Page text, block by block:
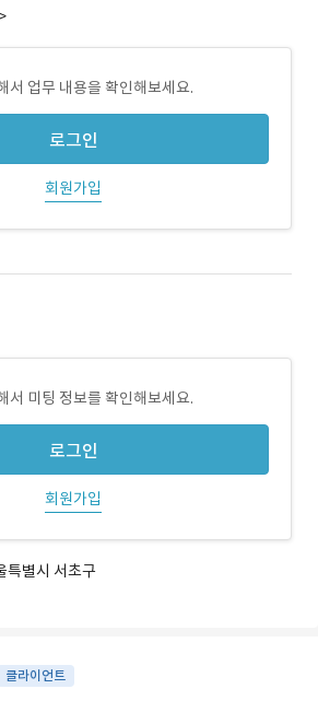
서 업무 내용을 확인해보세요.
로그인
회원가입
서 미팅 정보를 확인해보세요.
로그인
회원가입
특별시 서초구
클라이언트